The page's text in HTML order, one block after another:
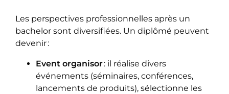
Les perspectives professionnelles après un
bachelor sont diversifiées. Un diplômé peuvent
devenir :
Event organisor: il réalise divers
événements (séminaires, conférences,
lancements de produits), sélectionne les